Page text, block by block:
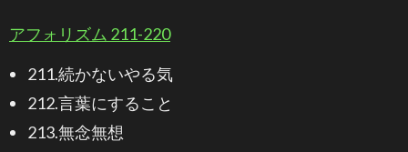
アフォリズム 211-220
211.続かないやる気
212.言葉にすること
213.無念無想